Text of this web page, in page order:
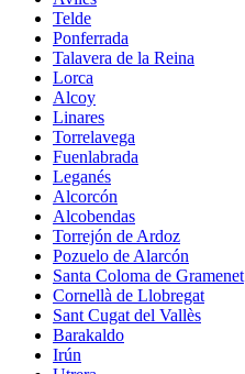
Telde
Ponferrada
Talavera de la Reina
Lorca
Alcoy
Linares
Torrelavega
Fuenlabrada
Leganés
Alcorcón
Alcobendas
Torrejón de Ardoz
Pozuelo de Alarcón
Santa Coloma de Gramenet
Cornellà de Llobregat
Sant Cugat del Vallès
Barakaldo
Irún